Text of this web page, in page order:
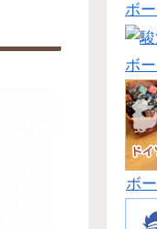
ボ
ボ
ボ